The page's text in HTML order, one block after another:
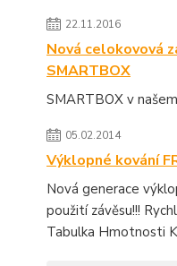
22.11.2016
Nová celokovová
SMARTBOX
SMARTBOX v
05.02.2014
Výklopné kování
Nová generace
použití závěsu!!!
Tabulka Hmotnosti